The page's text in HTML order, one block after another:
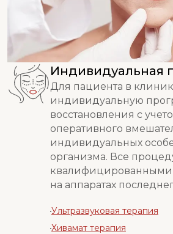
Индивидуальная
Для пациента в
индивидуальную
восстановления с
оперативного
индивидуальных
организма. Все
квалифицированными
на аппаратах
Ультразвуковая терапия
Хивамат терапия